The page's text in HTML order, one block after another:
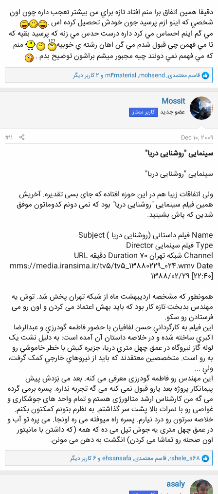
دقيقا همين اتفاق برا منم افتاد تازه براي من بيشتر تعجب داره چون اون
شخصي كه اينو ازم پرسيد جون خودش تحصيل كرده اس .
مي گم اينم احساس مي كرد داره درست حدس مي زنه كه پرسيد بقيه كه
تا مي فهمن چي قبول شدم مي گن اهان رشته ي خوبيه
منم
كه مي فهمم نمي دونند چيه مجبور ميشم براشون توضيح بدم .
و
ا
ک
ن
ش
ه
ا
قاسم معتمدی,
mohsend
,
m4material و 2 کاربر دیگر
Mossit
عضو جدید کاربر ممتاز
Dec 10, 2009
#11
سینمایی "روشنایی دریا"
سینمایی "روشنایی دریا"
ولی اتفاقات زیبا هم در این حوزه افتاده که جای بسی تقدیره. آخریش
همین فیلم سینمایی "روشنایی دریا" بود که نمی دونم کدوماتون موفق
شدین که پاش بشینید.
Name فیلم داستانی (روشنایی دریا ) Subject
Type فیلم سینمایی Director
Channel شبکه تهران Duration 70 دقیقه URL
mms://media.iransima.ir/tv5/tv5_13880229_024.wmv Date
1388/02/29 [22:40]
همونطور که مشخصه اردیبهشت ماه از شبکه تهران پخش شد. توش یه
مهندس بدبخت تازه کار بود که باید بهش اعتماد می کردن و اون رو می
فرستادن رو سکو.
اين فيلم به کارگرداني حسن لفافيان با حضور فاطمه گودرزي و عبدالرضا
اکبري ساخته شده و در خلاصه داستان آن آمده است: به دليل نشت يک
لوله گاز نيروگاه در عمق چهل متري دريا، جزيره کيش با خطر خاموشي رو
به رو است. متخصصين معتقدند که بايد از نيروهاي خارجي کمک گرفت،
ولي ...
این مهندس رو فاطمه گودرزی معرفی می کنه. بعد می بَرَدش پیش
پیمانکار پروژه بعد یارو قبول نمی کنه می گه تجربه نداره. پسره برمی گرده
می گه من کارشناس ارشد متالورژی هستم و تمام واحد های جوشکاری و
غواصی رو با نمرات بالا پشت سر گذاشتم. به نظرم بتونم کمکتون بکنم.
خلاصه سرتون رو درد نیارم. پسره راه میوفته می ره اونجا. می پره تو آب و
در عمق چهل متری یه جوش تپل می ده که همه (که داشتن با مانیتور
اون صحنه رو تماشا می کردن) انگشت به دهن می مونن.
و
ا
ک
ن
ش
rahele_s68
,قاسم معتمدی,
ehsansafa و 6 کاربر دیگر
asaly